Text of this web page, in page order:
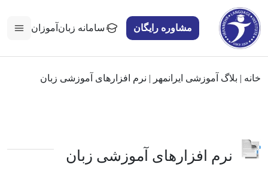
مشاوره رایگان سامانه زبان‌آموزان
خانه | بلاگ آموزشی ایرانمهر | نرم افزارهای آموزشی زبان
نرم افزارهای آموزشی زبان